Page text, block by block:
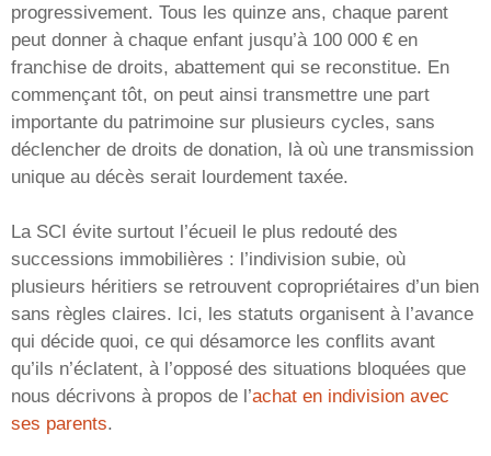
progressivement. Tous les quinze ans, chaque parent
peut donner à chaque enfant jusqu’à 100 000 € en
franchise de droits, abattement qui se reconstitue. En
commençant tôt, on peut ainsi transmettre une part
importante du patrimoine sur plusieurs cycles, sans
déclencher de droits de donation, là où une transmission
unique au décès serait lourdement taxée.
La SCI évite surtout l’écueil le plus redouté des
successions immobilières : l’indivision subie, où
plusieurs héritiers se retrouvent copropriétaires d’un bien
sans règles claires. Ici, les statuts organisent à l’avance
qui décide quoi, ce qui désamorce les conflits avant
qu’ils n’éclatent, à l’opposé des situations bloquées que
nous décrivons à propos de l’achat en indivision avec
ses parents.